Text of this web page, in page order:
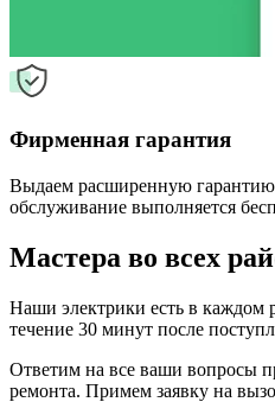
Фирменная гарантия
Выдаем расширенную гарантию
обслуживание выполняется
Мастера во всех
Наши электрики есть в каждом
течение 30 минут после
Ответим на все ваши вопросы
ремонта. Примем заявку на